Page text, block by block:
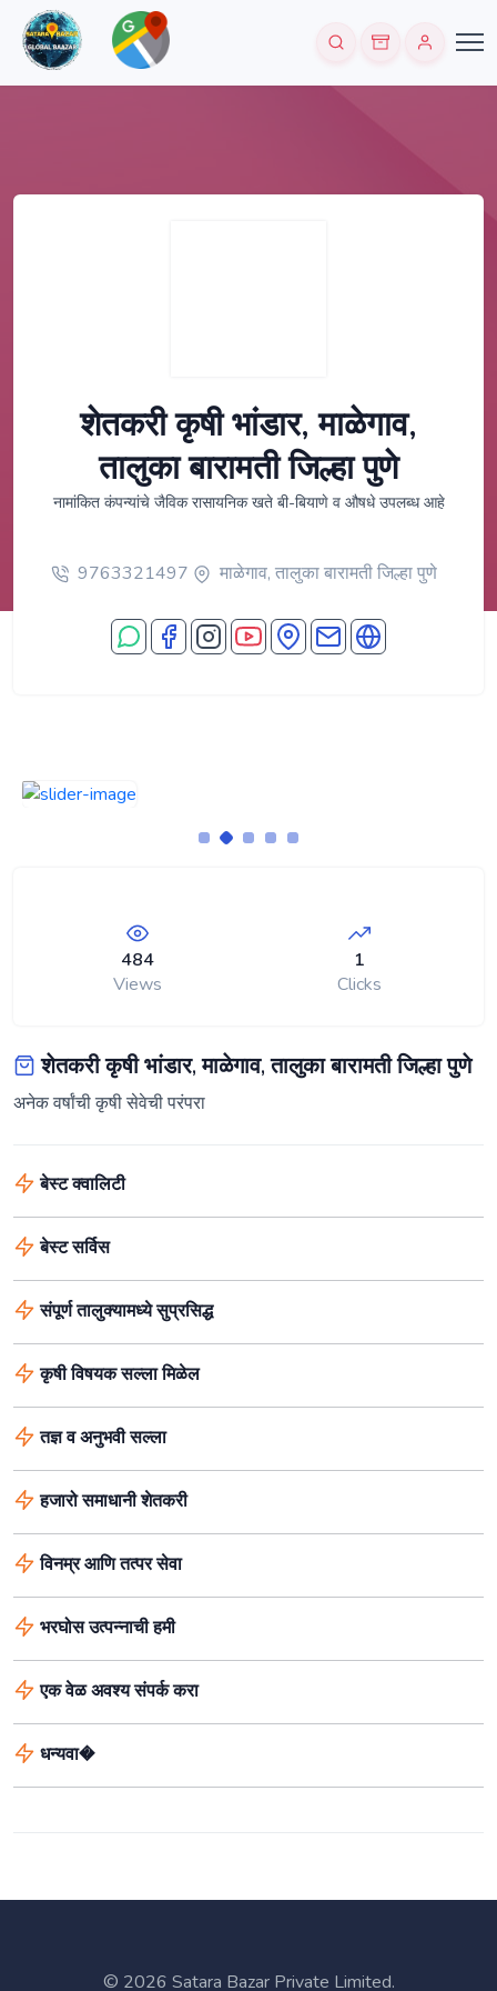
शेतकरी कृषी भांडार, माळेगाव,
तालुका बारामती जिल्हा पुणे
नामांकित कंपन्यांचे जैविक रासायनिक खते बी-बियाणे व औषधे उपलब्ध आहे
9763321497 माळेगाव, तालुका बारामती जिल्हा पुणे
484
Views
1
Clicks
शेतकरी कृषी भांडार, माळेगाव, तालुका बारामती जिल्हा पुणे
अनेक वर्षांची कृषी सेवेची परंपरा
बेस्ट क्वालिटी
बेस्ट सर्विस
संपूर्ण तालुक्यामध्ये सुप्रसिद्ध
कृषी विषयक सल्ला मिळेल
तज्ञ व अनुभवी सल्ला
हजारो समाधानी शेतकरी
विनम्र आणि तत्पर सेवा
भरघोस उत्पन्नाची हमी
एक वेळ अवश्य संपर्क करा
धन्यवा�
© 2026 Satara Bazar Private Limited.